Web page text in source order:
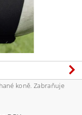
koně. Zabraňuje